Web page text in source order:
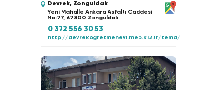
Devrek, Zonguldak
Yeni Mahalle Ankara Asfaltı Caddesi
No:77, 67800 Zonguldak
0 372 556 30 53
http://devrekogretmenevi.meb.k12.tr/tema/